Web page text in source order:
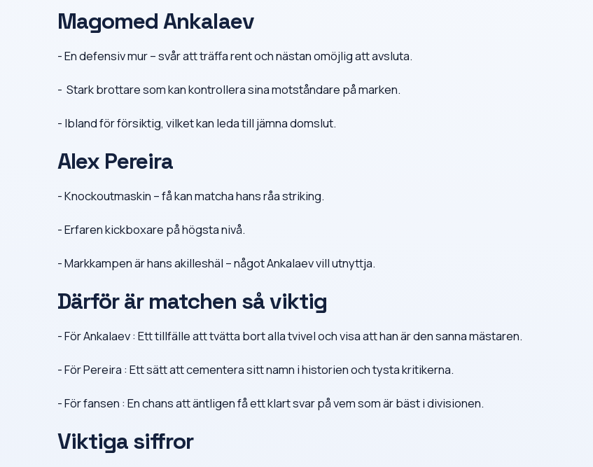
Magomed Ankalaev
- En defensiv mur – svår att träffa rent och nästan omöjlig att avsluta.
- ‍ Stark brottare som kan kontrollera sina motståndare på marken.
- Ibland för försiktig, vilket kan leda till jämna domslut.
Alex Pereira
- Knockoutmaskin – få kan matcha hans råa striking.
- Erfaren kickboxare på högsta nivå.
- Markkampen är hans akilleshäl – något Ankalaev vill utnyttja.
Därför är matchen så viktig
- För Ankalaev : Ett tillfälle att tvätta bort alla tvivel och visa att han är den sanna mästaren.
- För Pereira : Ett sätt att cementera sitt namn i historien och tysta kritikerna.
- För fansen : En chans att äntligen få ett klart svar på vem som är bäst i divisionen.
Viktiga siffror